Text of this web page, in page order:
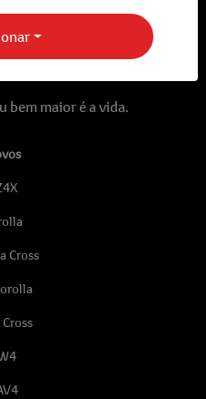
bem maior é a vida.
Cross